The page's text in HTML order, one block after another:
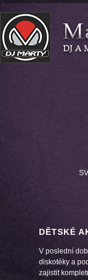
DĚTSKÉ
V poslední
diskotéky a
zajistit